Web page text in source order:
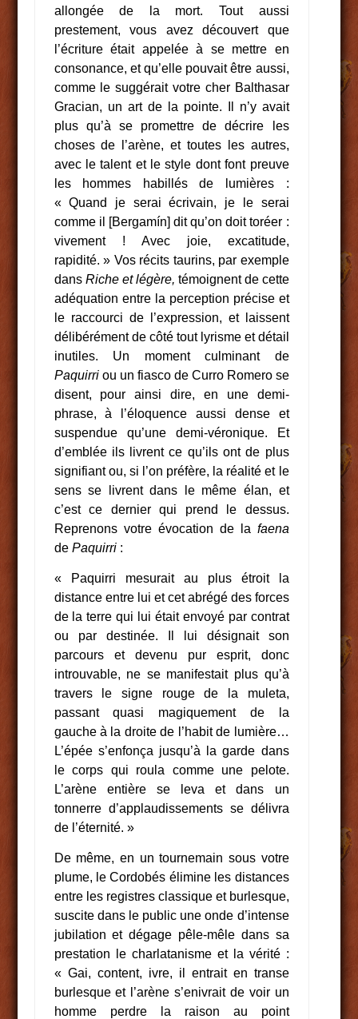
allongée de la mort. Tout aussi
prestement, vous avez découvert que
l’écriture était appelée à se mettre en
consonance, et qu’elle pouvait être aussi,
comme le suggérait votre cher Balthasar
Gracian, un art de la pointe. Il n’y avait
plus qu’à se promettre de décrire les
choses de l’arène, et toutes les autres,
avec le talent et le style dont font preuve
les hommes habillés de lumières :
« Quand je serai écrivain, je le serai
comme il [Bergamín] dit qu’on doit toréer :
vivement ! Avec joie, excatitude,
rapidité. » Vos récits taurins, par exemple
dans Riche et légère, témoignent de cette
adéquation entre la perception précise et
le raccourci de l’expression, et laissent
délibérément de côté tout lyrisme et détail
inutiles. Un moment culminant de
Paquirri ou un fiasco de Curro Romero se
disent, pour ainsi dire, en une demi-
phrase, à l’éloquence aussi dense et
suspendue qu’une demi-véronique. Et
d’emblée ils livrent ce qu’ils ont de plus
signifiant ou, si l’on préfère, la réalité et le
sens se livrent dans le même élan, et
c’est ce dernier qui prend le dessus.
Reprenons votre évocation de la faena
de Paquirri :
« Paquirri mesurait au plus étroit la
distance entre lui et cet abrégé des forces
de la terre qui lui était envoyé par contrat
ou par destinée. Il lui désignait son
parcours et devenu pur esprit, donc
introuvable, ne se manifestait plus qu’à
travers le signe rouge de la muleta,
passant quasi magiquement de la
gauche à la droite de l’habit de lumière…
L’épée s’enfonça jusqu’à la garde dans
le corps qui roula comme une pelote.
L’arène entière se leva et dans un
tonnerre d’applaudissements se délivra
de l’éternité. »
De même, en un tournemain sous votre
plume, le Cordobés élimine les distances
entre les registres classique et burlesque,
suscite dans le public une onde d’intense
jubilation et dégage pêle-mêle dans sa
prestation le charlatanisme et la vérité :
« Gai, content, ivre, il entrait en transe
burlesque et l’arène s’enivrait de voir un
homme perdre la raison au point